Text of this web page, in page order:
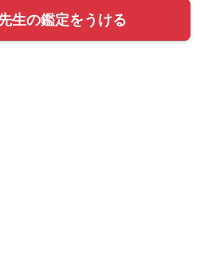
生の鑑定をうける